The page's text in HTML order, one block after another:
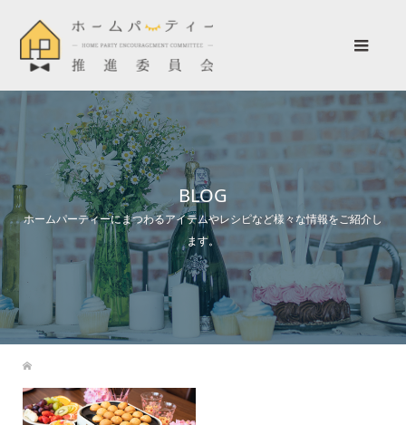
BLOG
ホームパーティーにまつわるアイテムやレシピなど様々な情報をご紹介し
ます。